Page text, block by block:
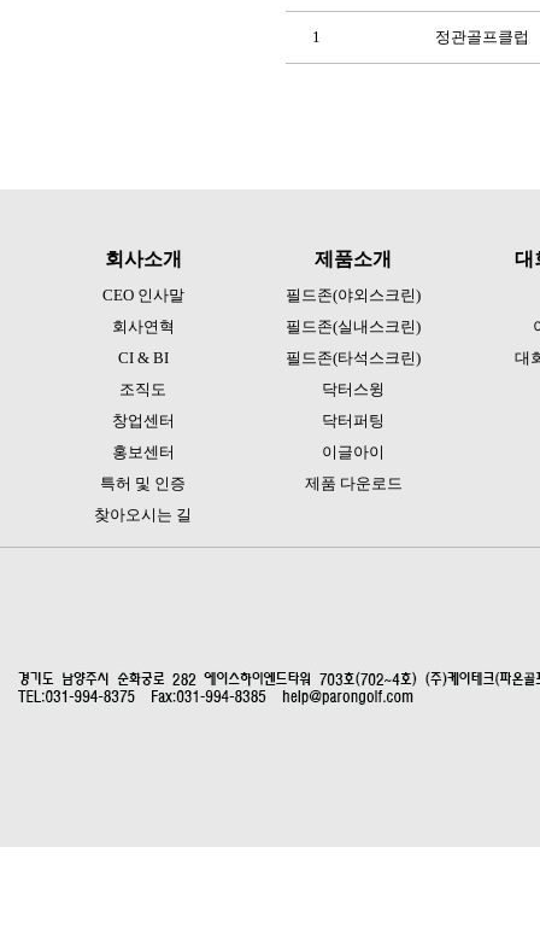
1 정관골프클럽
회사소개
CEO 인사말
회사연혁
CI & BI
조직도
창업센터
홍보센터
특허 및 인증
찾아오시는 길
제품소개
필드존(야외스크린)
필드존(실내스크린)
필드존(타석스크린)
닥터스윙
닥터퍼팅
이글아이
제품 다운로드
대
대